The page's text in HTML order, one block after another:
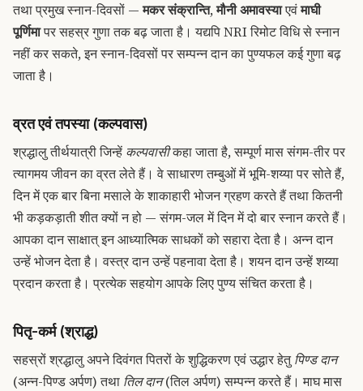
तथा प्रमुख स्नान-दिवसों —मकर संक्रान्ति,मौनी अमावस्याएवंमाघी
पूर्णिमापर सहस्र गुणा तक बढ़ जाता है। यद्यपि NRI रिमोट विधि से स्नान
नहीं कर सकते, इन स्नान-दिवसों पर सम्पन्न दान का पुण्यफल कई गुणा बढ़
जाता है।
व्रत एवं तपस्या (कल्पवास)
श्रद्धालु तीर्थयात्री जिन्हें कल्पवासीकहा जाता है, सम्पूर्ण मास संगम-तीर पर
त्यागमय जीवन का व्रत लेते हैं। वे साधारण तम्बुओं में भूमि-शय्या पर सोते हैं,
दिन में एक बार बिना मसाले के शाकाहारी भोजन ग्रहण करते हैं तथा कितनी
भी कड़कड़ाती शीत क्यों न हो — संगम-जल में दिन में दो बार स्नान करते हैं।
आपका दान साक्षात् इन आध्यात्मिक साधकों को सहारा देता है। अन्न दान
उन्हें भोजन देता है। वस्त्र दान उन्हें पहनावा देता है। शयन दान उन्हें शय्या
प्रदान करता है। प्रत्येक सहयोग आपके लिए पुण्य संचित करता है।
पितृ-कर्म (श्राद्ध)
सहस्रों श्रद्धालु अपने दिवंगत पितरों के शुद्धिकरण एवं उद्धार हेतुपिण्ड दान
(अन्न-पिण्ड अर्पण) तथा तिल दान(तिल अर्पण) सम्पन्न करते हैं। माघ मास